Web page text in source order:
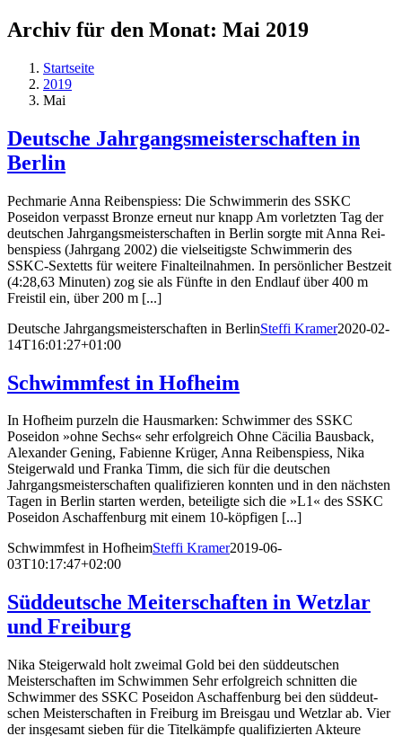
Archiv für den Monat: Mai 2019
Startseite
2019
Mai
Deutsche Jahrgangsmeisterschaften in
Berlin
Pechmarie Anna Reibenspiess: Die Schwimmerin des SSKC
Poseidon verpasst Bronze erneut nur knapp Am vor­letz­ten Tag der
deut­schen Jahr­gangs­meis­ter­schaf­ten in Ber­lin sorg­te mit An­na Rei­
ben­spiess (Jahr­gang 2002) die viel­sei­tigs­te Schwim­me­rin des
SSKC-Sex­tetts für wei­te­re Fi­nal­teil­nah­men. In per­sön­li­cher Best­zeit
(4:28,63 Mi­nu­ten) zog sie als Fünf­te in den End­lauf über 400 m
Frei­s­til ein, über 200 m [...]
Deutsche Jahrgangsmeisterschaften in BerlinSteffi Kramer2020-02-
14T16:01:27+01:00
Schwimmfest in Hofheim
In Hofheim purzeln die Hausmarken: Schwimmer des SSKC
Poseidon »ohne Sechs« sehr erfolgreich Ohne Cäcilia Bausback,
Alexander Gening, Fabienne Krüger, Anna Reibenspiess, Nika
Steigerwald und Franka Timm, die sich für die deutschen
Jahrgangsmeisterschaften qualifizieren konnten und in den nächsten
Tagen in Berlin starten werden, beteiligte sich die »L1« des SSKC
Poseidon Aschaffenburg mit einem 10-köpfigen [...]
Schwimmfest in HofheimSteffi Kramer2019-06-
03T10:17:47+02:00
Süddeutsche Meiterschaften in Wetzlar
und Freiburg
Nika Steigerwald holt zweimal Gold bei den süddeutschen
Meisterschaften im Schwimmen Sehr er­folg­reich schnit­ten die
Schwim­mer des SSKC Po­s­ei­don Aschaf­fen­burg bei den süd­deut­
schen Meis­ter­schaf­ten in Frei­burg im Breis­gau und Wetz­lar ab. Vier
der ins­ge­s­amt sie­ben für die Ti­tel­kämp­fe qua­li­fi­zier­ten Akteu­re